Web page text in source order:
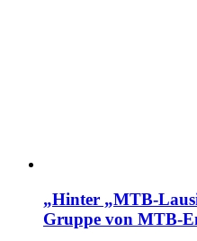
„Hinter „MTB-
Gruppe von MTB-